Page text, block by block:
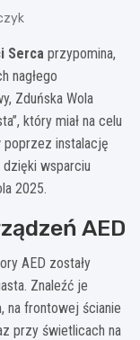
Serca przypomina,
nagłego
Zduńska Wola
który miał na celu
instalację
dzięki wsparciu
2025.
AED
AED zostały
Znaleźć je
na frontowej ścianie
przy świetlicach na